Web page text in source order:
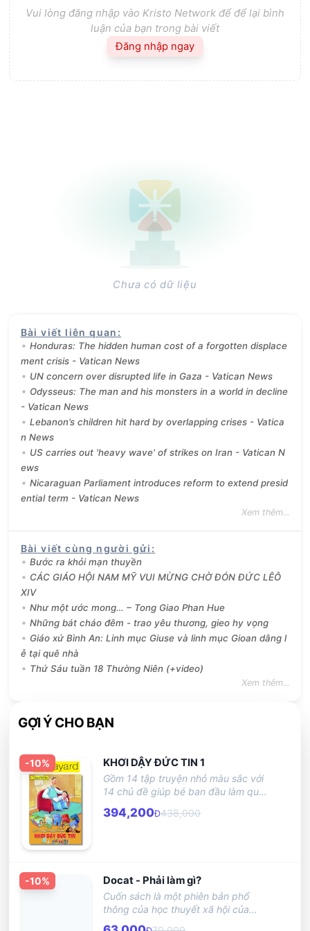
Vui lòng đăng nhập vào Kristo Network để để lại bình
luận của bạn trong bài viết
Đăng nhập ngay
Chưa có dữ liệu
Bài viết liên quan :
Honduras: The hidden human cost of a forgotten displace
ment crisis - Vatican News
UN concern over disrupted life in Gaza - Vatican News
Odysseus: The man and his monsters in a world in decline
- Vatican News
Lebanon’s children hit hard by overlapping crises - Vatica
n News
US carries out 'heavy wave' of strikes on Iran - Vatican N
ews
Nicaraguan Parliament introduces reform to extend presid
ential term - Vatican News
Xem thêm...
Bài viết cùng người gửi :
Bước ra khỏi mạn thuyền
CÁC GIÁO HỘI NAM MỸ VUI MỪNG CHỜ ĐÓN ĐỨC LÊÔ
XIV
Như một ước mong… – Tong Giao Phan Hue
Những bát cháo đêm - trao yêu thương, gieo hy vọng
Giáo xứ Bình An: Linh mục Giuse và linh mục Gioan dâng l
ễ tại quê nhà
Thứ Sáu tuần 18 Thường Niên (+video)
Xem thêm...
GỢI Ý CHO BẠN
-10% KHƠI DẬY ĐỨC TIN 1
Gồm 14 tập truyện nhỏ màu sắc với
14 chủ đề giúp bé ban đầu làm quen
394,200Đ438,000
-10% Docat - Phải làm gì?
Cuốn sách là một phiên bản phổ
thông của học thuyết xã hội của
Giáo hội Công giáo đã được khai